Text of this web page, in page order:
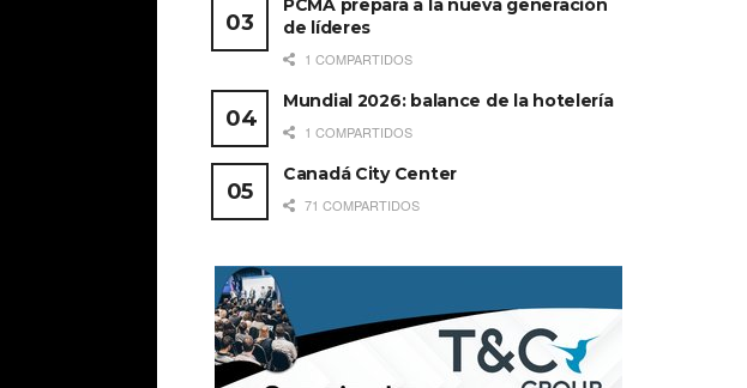
PCMA prepara a la nueva generación
de líderes
1 COMPARTIDOS
Mundial 2026: balance de la hotelería
1 COMPARTIDOS
Canadá City Center
71 COMPARTIDOS